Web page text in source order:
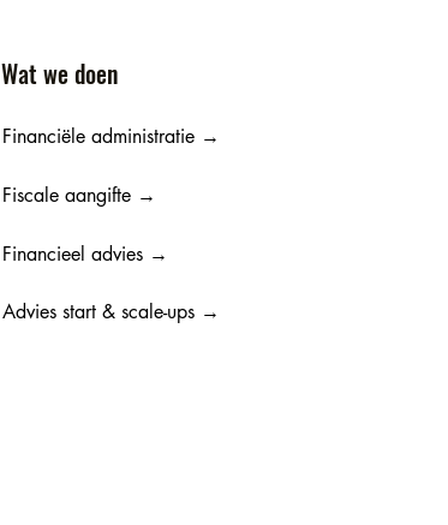
Wat we doen
Financiële administratie →
Fiscale aangifte →
Financieel advies →
Advies start & scale-ups →